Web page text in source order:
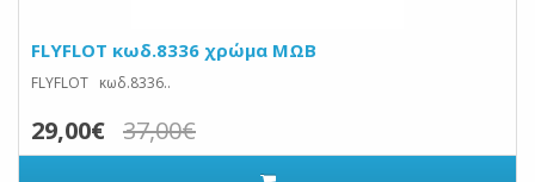
FLYFLOT κωδ.8336 χρώμα ΜΩΒ
FLYFLOT κωδ.8336..
29,00€ 37,00€